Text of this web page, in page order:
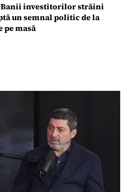
Banii investitorilor străini
un semnal politic de la
pe masă